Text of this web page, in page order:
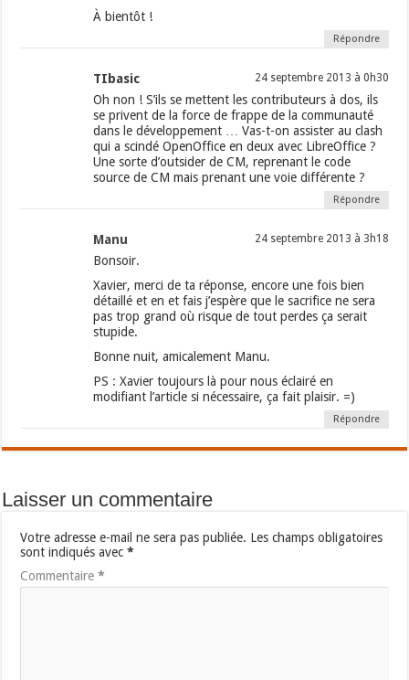
À bientôt !
Répondre
TIbasic 24 septembre 2013 à 0h30
Oh non ! S’ils se mettent les contributeurs à dos, ils
se privent de la force de frappe de la communauté
dans le développement … Vas-t-on assister au clash
qui a scindé OpenOffice en deux avec LibreOffice ?
Une sorte d’outsider de CM, reprenant le code
source de CM mais prenant une voie différente ?
Répondre
Manu 24 septembre 2013 à 3h18
Bonsoir.
Xavier, merci de ta réponse, encore une fois bien
détaillé et en et fais j’espère que le sacrifice ne sera
pas trop grand où risque de tout perdes ça serait
stupide.
Bonne nuit, amicalement Manu.
PS : Xavier toujours là pour nous éclairé en
modifiant l’article si nécessaire, ça fait plaisir. =)
Répondre
Laisser un commentaire
Votre adresse e-mail ne sera pas publiée. Les champs obligatoires
sont indiqués avec*
Commentaire*